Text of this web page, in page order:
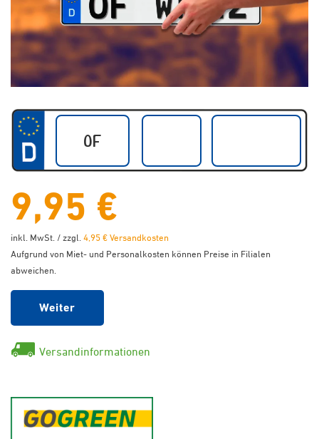
9,95 €
inkl. MwSt. / zzgl.4,95 € Versandkosten
Aufgrund von Miet- und Personalkosten können Preise in Filialen
abweichen.
Weiter
Versandinformationen